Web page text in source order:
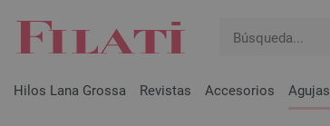
Hilos Lana Grossa Revistas Accesorios Agujas